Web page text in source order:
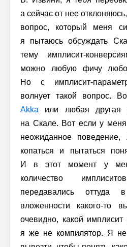
а сейчас от нее
вопрос, который меня
я пытаюсь обсуждать
тему имплисит-
можно любую фичу
Но с имплисит-
волнует такой вопрос.
Akka или любая другая
на Скале. Вот если у меня
неожиданное
копаться и пытаться
И в этот момент у
количество
передавались оттуда
вложенности какого-то
очевидно, какой
я же не компилятор. Я